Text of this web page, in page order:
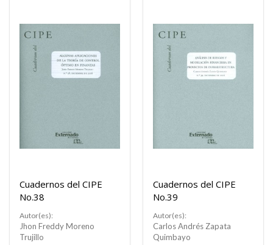
Cuadernos del CIPE
No.38
Autor(es):
Jhon Freddy Moreno
Trujillo
Cuadernos del CIPE
No.39
Autor(es):
Carlos Andrés Zapata
Quimbayo